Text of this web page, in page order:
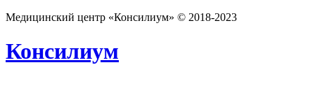
Медицинский центр «Консилиум» © 2018-2023
Консилиум